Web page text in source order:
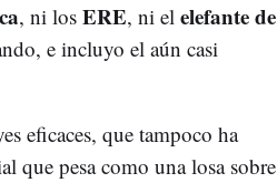
, ni los ERE, ni el elefante de
e incluyo el aún casi
eficaces, que tampoco ha
que pesa como una losa sobre